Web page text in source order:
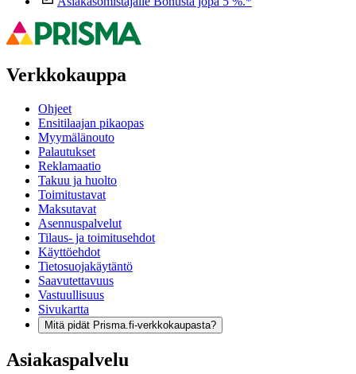
Verkkokauppa
Ohjeet
Ensitilaajan pikaopas
Myymälänouto
Palautukset
Reklamaatio
Takuu ja huolto
Toimitustavat
Maksutavat
Asennuspalvelut
Tilaus- ja toimitusehdot
Käyttöehdot
Tietosuojakäytäntö
Saavutettavuus
Vastuullisuus
Sivukartta
Mitä pidät Prisma.fi-verkkokaupasta?
Asiakaspalvelu